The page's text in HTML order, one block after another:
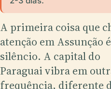
A primeira coisa que
atenção em Assunção
silêncio. A capital do
Paraguai vibra em
frequência, diferente